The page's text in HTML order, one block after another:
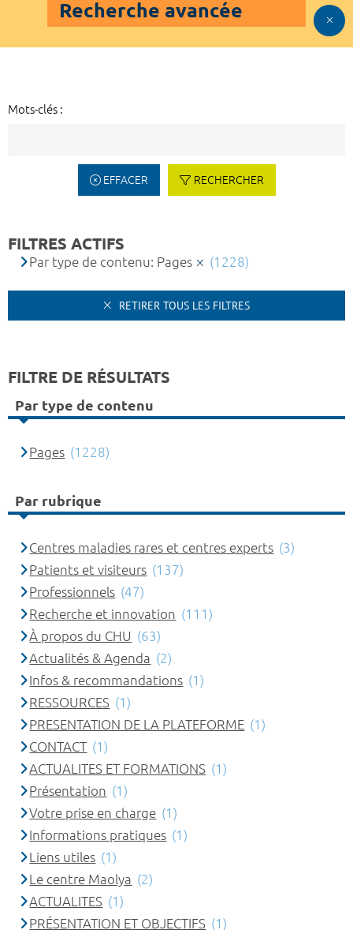
Recherche avancée
Mots-clés :
EFFACER RECHERCHER
FILTRES ACTIFS
Par type de contenu: Pages (1228)
RETIRER TOUS LES FILTRES
FILTRE DE RÉSULTATS
Par type de contenu
Pages (1228)
Par rubrique
Centres maladies rares et centres experts (3)
Patients et visiteurs (137)
Professionnels (47)
Recherche et innovation (111)
À propos du CHU (63)
Actualités & Agenda (2)
Infos & recommandations (1)
RESSOURCES (1)
PRESENTATION DE LA PLATEFORME (1)
CONTACT (1)
ACTUALITES ET FORMATIONS (1)
Présentation (1)
Votre prise en charge (1)
Informations pratiques (1)
Liens utiles (1)
Le centre Maolya (2)
ACTUALITES (1)
PRÉSENTATION ET OBJECTIFS (1)